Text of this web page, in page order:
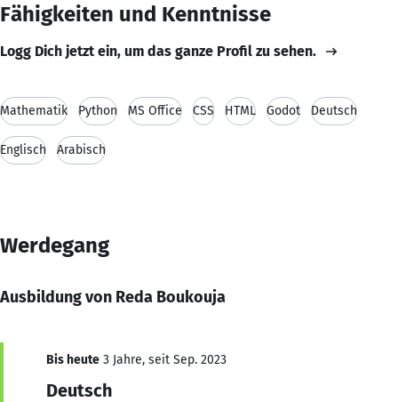
Fähigkeiten und Kenntnisse
Logg Dich jetzt ein, um das ganze Profil zu sehen.
Mathematik Python MS Office CSS HTML Godot Deutsch
Englisch Arabisch
Werdegang
Ausbildung von Reda Boukouja
Bis heute 3 Jahre, seit Sep. 2023
Deutsch